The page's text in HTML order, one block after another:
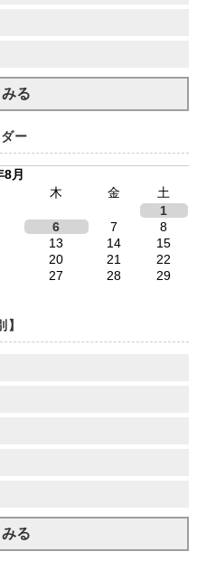
る
ー
月
木 金
土
1
6 7
8
13 14
15
20 21
22
27 28
29
】
る